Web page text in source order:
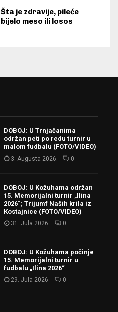
Šta je zdravije, pileće
bijelo meso ili losos
DOBOJ: U Trnjačanima
održan peti po redu turnir u
malom fudbalu (FOTO/VIDEO)
3. Augusta 2026. 0
DOBOJ: U Kožuhama održan
15. Memorijalni turnir „Ilina
2026“; Trijumf Naših krila iz
Kostajnice (FOTO/VIDEO)
31. Jula 2026. 0
DOBOJ: U Kožuhama počinje
15. Memorijalni turnir u
fudbalu „Ilina 2026“
29. Jula 2026. 0